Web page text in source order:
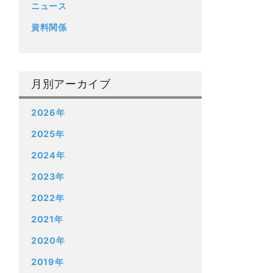
ニュース
資料関係
月別アーカイブ
2026年
2025年
2024年
2023年
2022年
2021年
2020年
2019年